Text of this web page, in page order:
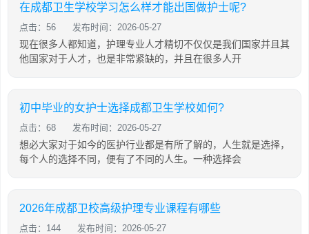
在成都卫生学校学习怎么样才能出国做护士呢?
点击：56 发布时间：2026-05-27
现在很多人都知道，护理专业人才精切不仅仅是我们国家并且其
他国家对于人才，也是非常紧缺的，并且在很多人开
初中毕业的女护士选择成都卫生学校如何?
点击：68 发布时间：2026-05-27
想必大家对于如今的医护行业都是有所了解的，人生就是选择，
每个人的选择不同，便有了不同的人生。一种选择会
2026年成都卫校高级护理专业课程有哪些
点击：144 发布时间：2026-05-27